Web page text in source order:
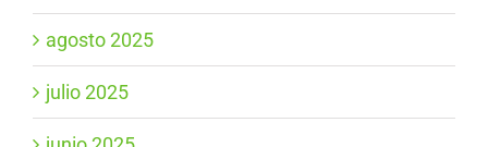
agosto 2025
julio 2025